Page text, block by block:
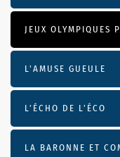
JEUX OLYMPIQUES
L'AMUSE GUEULE
L’ÉCHO DE L’ÉCO
LA BARONNE ET